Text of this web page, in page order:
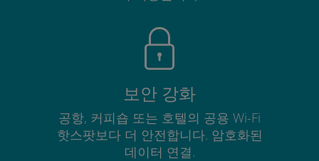
보안 강화
공항, 커피숍 또는 호텔의 공용 Wi-Fi
핫스팟보다 더 안전합니다. 암호화된
데이터 연결.